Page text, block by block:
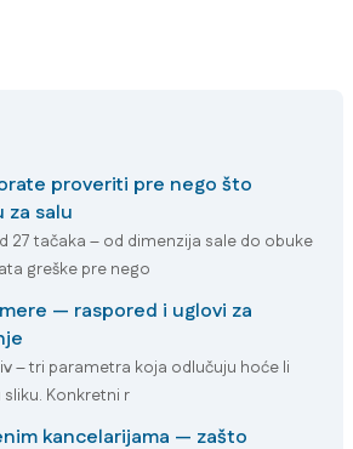
proveriti pre nego što
salu
27 tačaka – od dimenzija sale do obuke
greške pre nego
— raspored i uglovi za
– tri parametra koja odlučuju hoće li
Konkretni r
kancelarijama — zašto